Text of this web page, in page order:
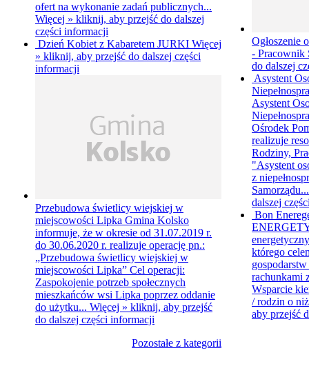
ofert na wykonanie zadań publicznych...
Więcej » kliknij, aby przejść do dalszej
części informacji
Dzień Kobiet z Kabaretem JURKI Więcej
» kliknij, aby przejść do dalszej części
informacji
Przebudowa świetlicy wiejskiej w
miejscowości Lipka Gmina Kolsko
informuje, że w okresie od 31.07.2019 r.
do 30.06.2020 r. realizuje operację pn.:
„Przebudowa świetlicy wiejskiej w
miejscowości Lipka” Cel operacji:
Zaspokojenie potrzeb społecznych
mieszkańców wsi Lipka poprzez oddanie
do użytku... Więcej » kliknij, aby przejść
do dalszej części informacji
Pozostałe z kategorii
Ogłoszenie
- Pracownik
do dalszej
Asystent
Asystent
Ośrodek
realizuje
Rodziny,
"Asystent
z
dalszej
Bon
którego
rachunkami
Wsparcie
/ rodzin o
aby przejść